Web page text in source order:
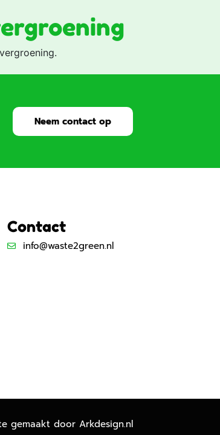
Neem contact op
Contact
info@waste2green.nl
gemaakt door Arkdesign.nl